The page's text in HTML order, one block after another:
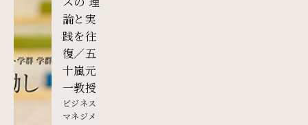
論と実
践を往
復／五
十嵐元
一教授
ビジネス
マネジメ